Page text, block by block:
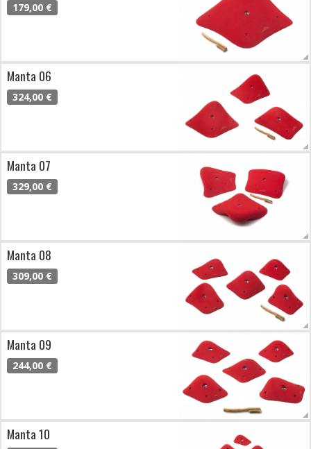
179,00 €
Manta 06
324,00 €
Manta 07
329,00 €
Manta 08
309,00 €
Manta 09
244,00 €
Manta 10